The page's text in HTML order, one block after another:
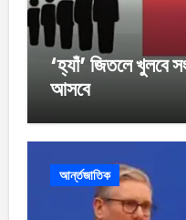
‘হ্যাঁ’ জিতলে খুলবে
আসবে
আর্ন্তজাতিক